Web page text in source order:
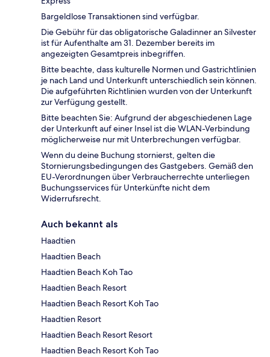
Bargeldlose Transaktionen sind verfügbar.
Die Gebühr für das obligatorische Galadinner an Silvester
ist für Aufenthalte am 31. Dezember bereits im
angezeigten Gesamtpreis inbegriffen.
Bitte beachte, dass kulturelle Normen und Gastrichtlinien
je nach Land und Unterkunft unterschiedlich sein können.
Die aufgeführten Richtlinien wurden von der Unterkunft
zur Verfügung gestellt.
Bitte beachten Sie: Aufgrund der abgeschiedenen Lage
der Unterkunft auf einer Insel ist die WLAN-Verbindung
möglicherweise nur mit Unterbrechungen verfügbar.
Wenn du deine Buchung stornierst, gelten die
Stornierungsbedingungen des Gastgebers. Gemäß den
EU-Verordnungen über Verbraucherrechte unterliegen
Buchungsservices für Unterkünfte nicht dem
Widerrufsrecht.
Auch bekannt als
Haadtien
Haadtien Beach
Haadtien Beach Koh Tao
Haadtien Beach Resort
Haadtien Beach Resort Koh Tao
Haadtien Resort
Haadtien Beach Resort Resort
Haadtien Beach Resort Koh Tao